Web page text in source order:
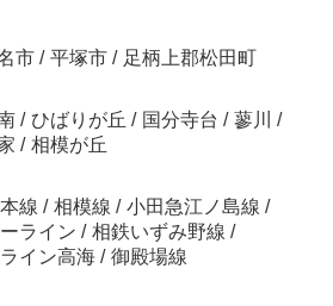
市 / 平塚市 / 足柄上郡松田町
/ ひばりが丘 / 国分寺台 / 蓼川 /
/ 相模が丘
線 / 相模線 / 小田急江ノ島線 /
ライン / 相鉄いずみ野線 /
イン高海 / 御殿場線